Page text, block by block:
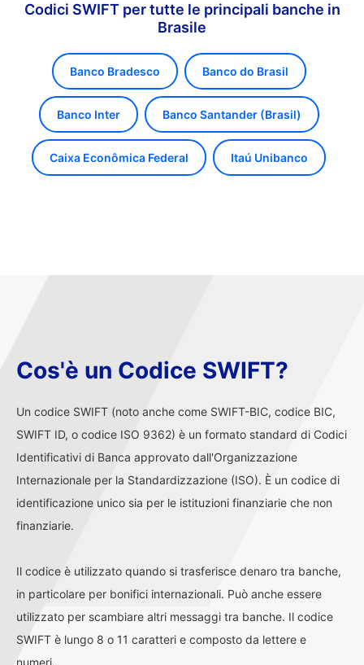
Codici SWIFT per tutte le principali banche in
Brasile
Banco Bradesco Banco do Brasil
Banco Inter Banco Santander (Brasil)
Caixa Econômica Federal Itaú Unibanco
Cos'è un Codice SWIFT?
Un codice SWIFT (noto anche come SWIFT-BIC, codice BIC,
SWIFT ID, o codice ISO 9362) è un formato standard di Codici
Identificativi di Banca approvato dall'Organizzazione
Internazionale per la Standardizzazione (ISO). È un codice di
identificazione unico sia per le istituzioni finanziarie che non
finanziarie.
Il codice è utilizzato quando si trasferisce denaro tra banche,
in particolare per bonifici internazionali. Può anche essere
utilizzato per scambiare altri messaggi tra banche. Il codice
SWIFT è lungo 8 o 11 caratteri e composto da lettere e
numeri.